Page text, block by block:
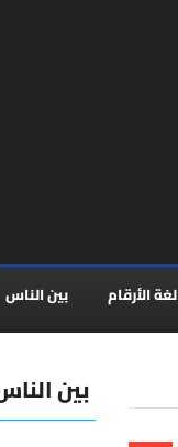
بين الناس لغة الأرقام
بين